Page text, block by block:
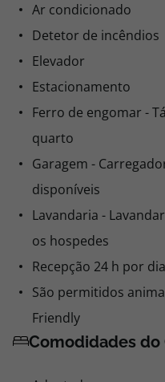
Ar condicionado
Detetor de incêndios
Elevador
Estacionamento
Ferro de engomar -
quarto
Garagem -
disponíveis
Lavandaria -
os hospedes
Recepção 24 h por dia
São permitidos
Friendly
Comodidades do